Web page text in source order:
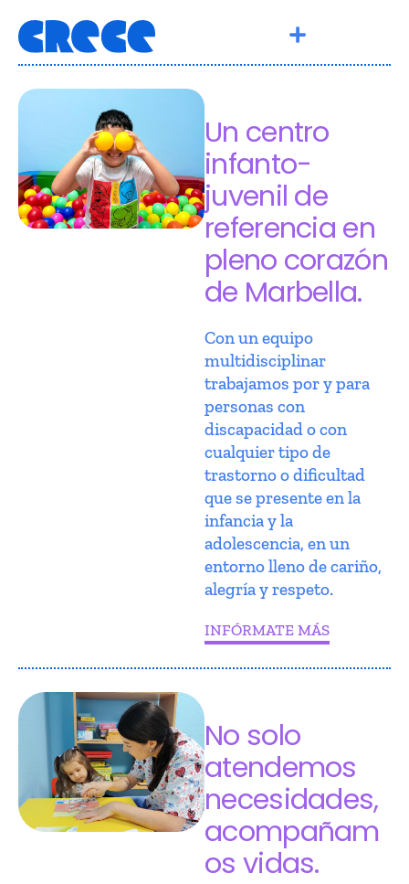
Un centro
infanto-
juvenil de
referencia en
pleno corazón
de Marbella.
Con un equipo
multidisciplinar
trabajamos por y para
personas con
discapacidad o con
cualquier tipo de
trastorno o dificultad
que se presente en la
infancia y la
adolescencia, en un
entorno lleno de cariño,
alegría y respeto.
INFÓRMATE MÁS
No solo
atendemos
necesidades,
acompañam
os vidas.